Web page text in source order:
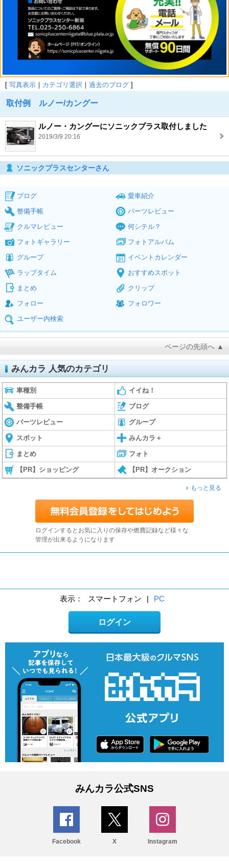
[ 写真表示 ｜ カテゴリ選択 ｜ 過去のブログ ]
取付例 ルノー/カングー
ルノー・カングーにソニックプラス取付しました
2019/3/9 20:16
ソニックプラスセンターさん
ブログ
愛車紹介
整備手帳
パーツレビュー
クルマレビュー
何シテル？
フォトギャラリー
フォトアルバム
グループ
イベントカレンダー
ラップタイム
おすすめスポット
まとめ
クリップ
フォロー
フォロワー
ユーザー内検索
ページの先頭へ ▲
みんカラ 人気のカテゴリ
車種別 イイね！
整備手帳 ブログ
パーツレビュー グループ
スポット みんカラ＋
まとめ フォト
【PR】ショッピング 【PR】オークション
もっと見る
ログインするとお気に入りの保存や燃費記録など様々な
管理が出来るようになります
表示： スマートフォン | PC
ログイン
みんカラ公式SNS
Facebook X Instagram